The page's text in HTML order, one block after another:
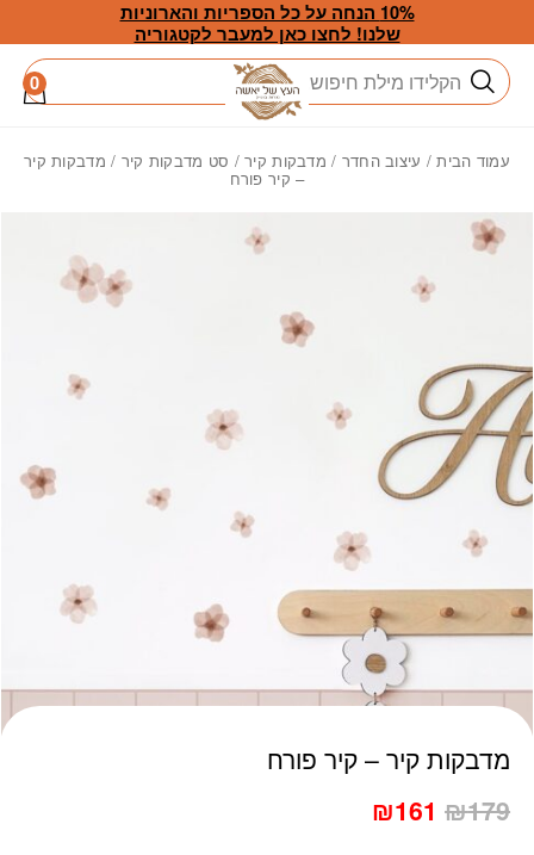
Skip to Content
10% הנחה על כל הספריות והארוניות
שלנו! לחצו כאן למעבר לקטגוריה
חיפוש 0
עמוד הבית/ עיצוב החדר / מדבקות קיר/ סט מדבקות קיר / מדבקות קיר
– קיר פורח
מדבקות קיר – קיר פורח
₪179
₪161
כמות מדבקות קיר - קיר פורח